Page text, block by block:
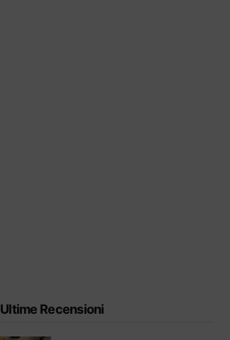
Ultime Recensioni